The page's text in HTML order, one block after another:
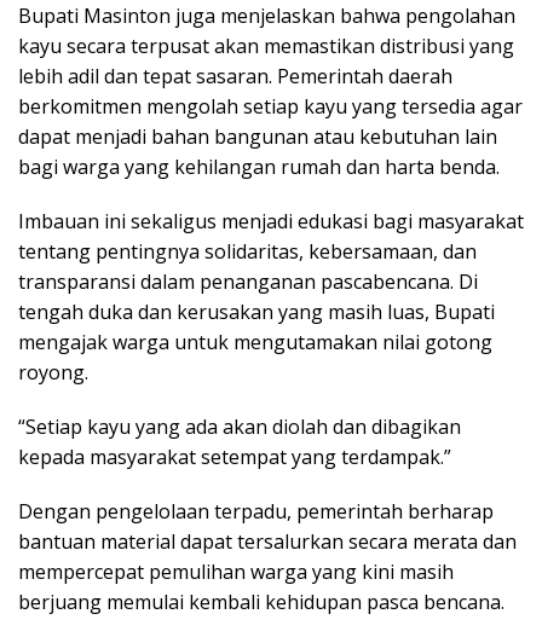
Bupati Masinton juga menjelaskan bahwa pengolahan
kayu secara terpusat akan memastikan distribusi yang
lebih adil dan tepat sasaran. Pemerintah daerah
berkomitmen mengolah setiap kayu yang tersedia agar
dapat menjadi bahan bangunan atau kebutuhan lain
bagi warga yang kehilangan rumah dan harta benda.
Imbauan ini sekaligus menjadi edukasi bagi masyarakat
tentang pentingnya solidaritas, kebersamaan, dan
transparansi dalam penanganan pascabencana. Di
tengah duka dan kerusakan yang masih luas, Bupati
mengajak warga untuk mengutamakan nilai gotong
royong.
“Setiap kayu yang ada akan diolah dan dibagikan
kepada masyarakat setempat yang terdampak.”
Dengan pengelolaan terpadu, pemerintah berharap
bantuan material dapat tersalurkan secara merata dan
mempercepat pemulihan warga yang kini masih
berjuang memulai kembali kehidupan pasca bencana.